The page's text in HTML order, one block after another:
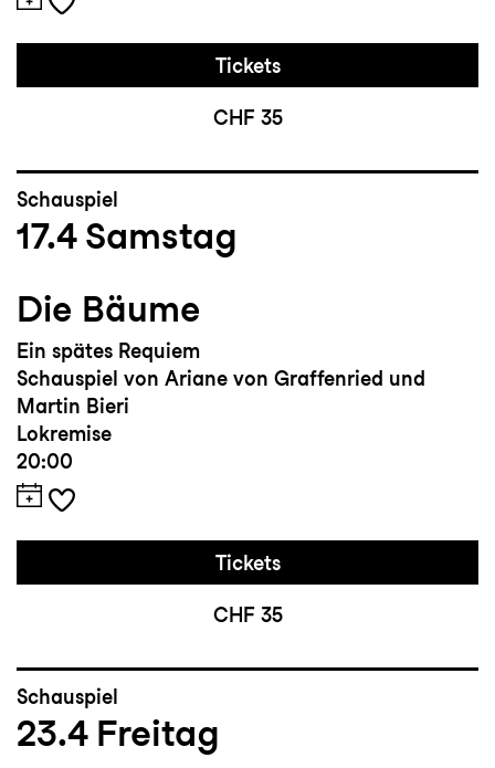
Tickets
CHF 35
Schauspiel
17.4 Samstag
Die Bäume
Ein spätes Requiem
Schauspiel von Ariane von Graffenried und
Martin Bieri
Lokremise
20:00
Tickets
CHF 35
Schauspiel
23.4 Freitag